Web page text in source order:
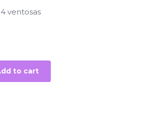
ventosas
to cart